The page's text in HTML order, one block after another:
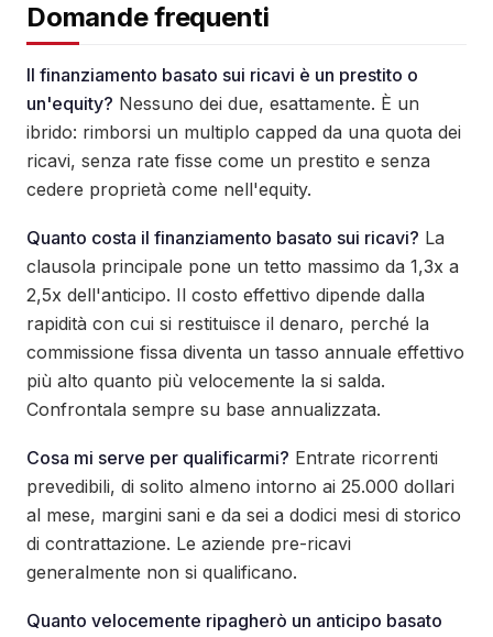
Domande frequenti
Il finanziamento basato sui ricavi è un prestito o
un'equity? Nessuno dei due, esattamente. È un
ibrido: rimborsi un multiplo capped da una quota dei
ricavi, senza rate fisse come un prestito e senza
cedere proprietà come nell'equity.
Quanto costa il finanziamento basato sui ricavi? La
clausola principale pone un tetto massimo da 1,3x a
2,5x dell'anticipo. Il costo effettivo dipende dalla
rapidità con cui si restituisce il denaro, perché la
commissione fissa diventa un tasso annuale effettivo
più alto quanto più velocemente la si salda.
Confrontala sempre su base annualizzata.
Cosa mi serve per qualificarmi? Entrate ricorrenti
prevedibili, di solito almeno intorno ai 25.000 dollari
al mese, margini sani e da sei a dodici mesi di storico
di contrattazione. Le aziende pre-ricavi
generalmente non si qualificano.
Quanto velocemente ripagherò un anticipo basato